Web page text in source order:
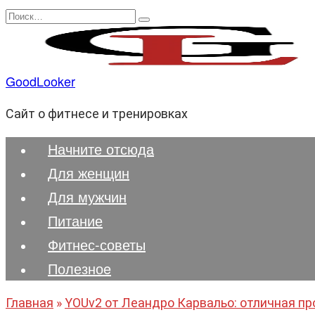
Перейти
содержанию
Search
GoodLooker
Сайт о фитнесе и тренировках
Начните отсюда
Для женщин
Для мужчин
Питание
Фитнес-советы
Полезноe
Главная »YOUv2 от Леандро Карвальо: отличная